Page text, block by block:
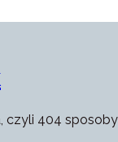
czyli 404 sposoby